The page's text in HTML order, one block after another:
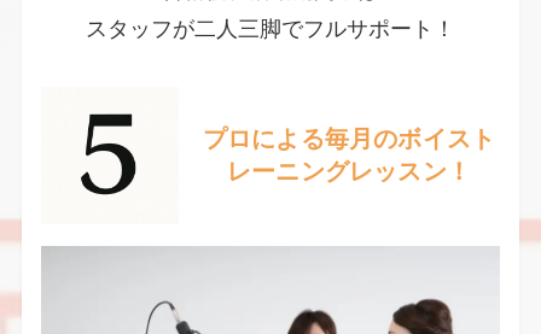
スタッフが二人三脚でフルサポート！
プロによる毎月のボイスト
レーニングレッスン！